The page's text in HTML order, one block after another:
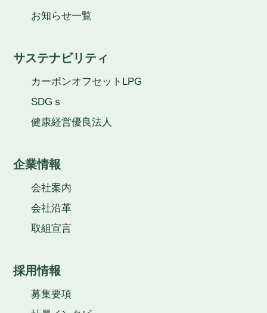
お知らせ一覧
サステナビリティ
カーボンオフセットLPG
SDGｓ
健康経営優良法人
企業情報
会社案内
会社沿革
取組宣言
採用情報
募集要項